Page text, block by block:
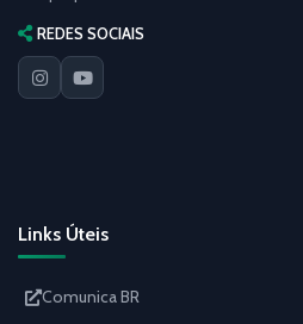
REDES SOCIAIS
Links Úteis
Comunica BR